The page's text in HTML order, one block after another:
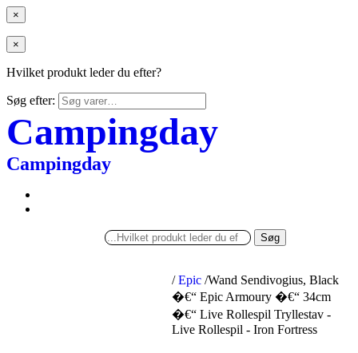
×
×
Hvilket produkt leder du efter?
Søg efter:
Campingday
Campingday
Søg
/ Epic /Wand Sendivogius, Black
�€“ Epic Armoury �€“ 34cm
�€“ Live Rollespil Tryllestav -
Live Rollespil - Iron Fortress